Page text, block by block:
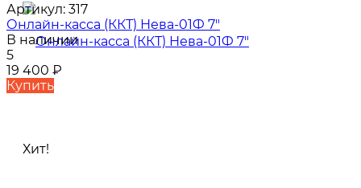
Артикул: 317
Онлайн-касса (ККТ) Нева-01Ф 7"
В наличии
5
19 400 ₽
Купить
Хит!